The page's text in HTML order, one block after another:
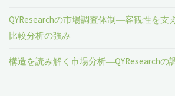
QYResearchの市場調査体制―客観性を支
比較分析の強み
構造を読み解く市場分析―QYResearchの